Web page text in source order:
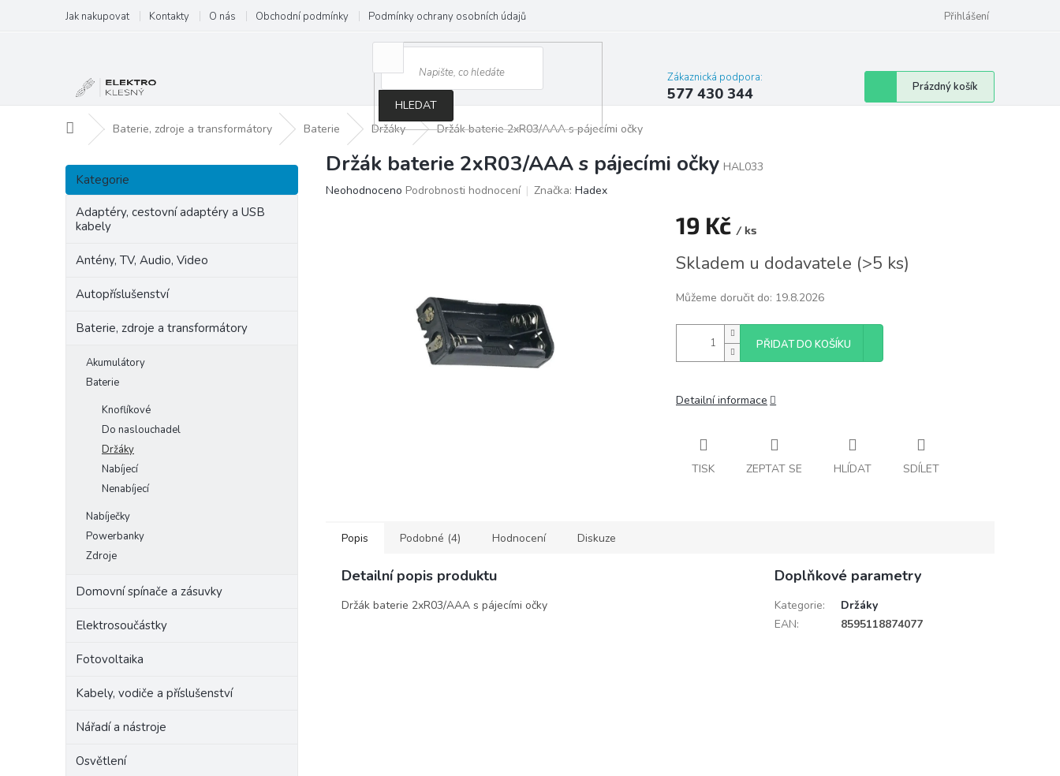
obsah
Jak nakupovat Kontakty O nás Obchodní podmínky Podmínky ochrany osobních údajů Přihlášení
HLEDAT
Zákaznická podpora:
577 430 344
Nákupní
košík
Prázdný košík
Domů Baterie, zdroje a transformátory Baterie Držáky Držák baterie 2xR03/AAA s pájecími očky
P
s
Přeskočit
kategorie
Kategorie
Adaptéry, cestovní adaptéry a USB
kabely
Antény, TV, Audio, Video
Autopříslušenství
Baterie, zdroje a transformátory
Akumulátory
Baterie
Knoflíkové
Do naslouchadel
Držáky
Nabíjecí
Nenabíjecí
Nabíječky
Powerbanky
Zdroje
Domovní spínače a zásuvky
Elektrosoučástky
Fotovoltaika
Kabely, vodiče a příslušenství
Nářadí a nástroje
Osvětlení
Držák baterie 2xR03/AAA s pájecími očky HAL033
Průměrné
Neohodnoceno Podrobnosti hodnocení Značka: Hadex
19 Kč / ks
cena:
Skladem u dodavatele (>5 ks)
Můžeme doručit do: 19.8.2026
PŘIDAT DO KOŠÍKU
Detailní informace
TISK ZEPTAT SE HLÍDAT SDÍLET
Popis Podobné (4) Hodnocení Diskuze
Detailní popis produktu
Držák baterie 2xR03/AAA s pájecími očky
Doplňkové parametry
Kategorie:
Držáky
EAN: 8595118874077